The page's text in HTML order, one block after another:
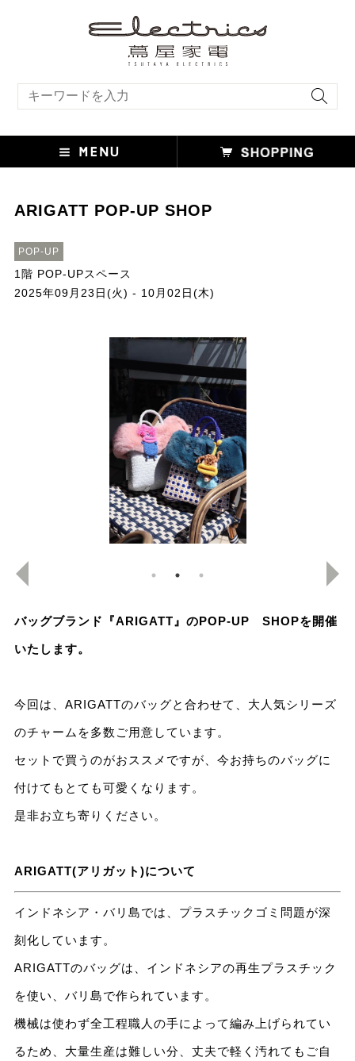
ARIGATT POP-UP SHOP
POP-UP
1階 POP-UPスペース
2025年09月23日(火) - 10月02日(木)
バッグブランド『ARIGATT』のPOP-UP SHOPを開催
いたします。
今回は、ARIGATTのバッグと合わせて、大人気シリーズ
のチャームを多数ご用意しています。
セットで買うのがおススメですが、今お持ちのバッグに
付けてもとても可愛くなります。
是非お立ち寄りください。
ARIGATT(アリガット)について
インドネシア・バリ島では、プラスチックゴミ問題が深
刻化しています。
ARIGATTのバッグは、インドネシアの再生プラスチック
を使い、バリ島で作られています。
機械は使わず全工程職人の手によって編み上げられてい
るため、大量生産は難しい分、丈夫で軽く汚れてもご自